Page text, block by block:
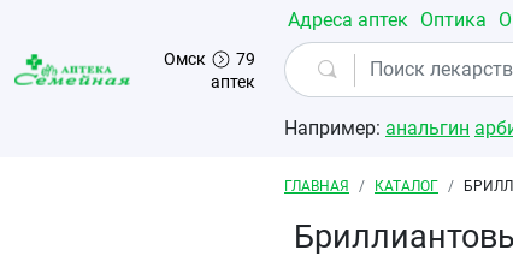
Перейти к основному содержанию
Омск
79
аптек
Адреса аптек Оптика
Например: анальгин
Строка
ГЛАВНАЯ КАТАЛОГ